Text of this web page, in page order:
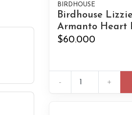
BIRDHOUSE
Birdhouse Lizzie
Armanto Heart
$60.000
- +